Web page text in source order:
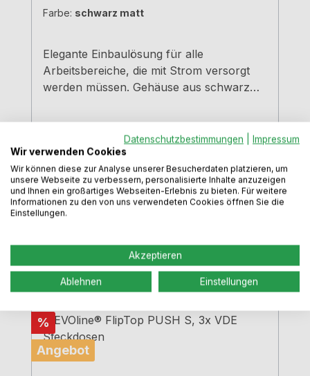
Farbe: schwarz matt
Elegante Einbaulösung für alle
Arbeitsbereiche, die mit Strom versorgt
werden müssen. Gehäuse aus schwarz
Rahmen schwarz matt. Schwarze
Bürstenleiste.4 Schukosteckdosen 3000
mm Netzanschlussleitung Einbautiefe 68
mm Kabelauslass hinten links Für
Arbeitsplatten bis 50 mm StärkeWeitere
individuelle Konfigurationen erhalten Sie
auf Anfrage.VIDEO
Varianten ab179,99 €
Regulärer Preis:
215,49 €
Preise inkl. MwSt. zzgl. Versandkosten
In den Warenkorb
Rabatt
%
Angebot
Datenschutzbestimmungen
Impressum
Wir verwenden Cookies
Wir können diese zur Analyse unserer Besucherdaten platzieren, um
unsere Webseite zu verbessern, personalisierte Inhalte anzuzeigen
und Ihnen ein großartiges Webseiten-Erlebnis zu bieten. Für weitere
Informationen zu den von uns verwendeten Cookies öffnen Sie die
Einstellungen.
Akzeptieren
Ablehnen Einstellungen